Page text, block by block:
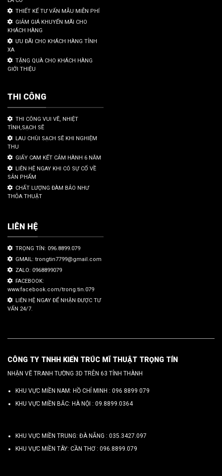
THIẾT KẾ TƯ VẤN MẪU MIỄN PHÍ
GIẢM GIÁ KHUYẾN MÃI CHO
KHÁCH HÀNG
ƯU ĐÃI CHO KHÁCH HÀNG TỈNH
XA
TẶNG QUÀ CHO KHÁCH HÀNG
GIỚI THIỆU
THI CÔNG
THI CÔNG VUI VẼ, NHIỆT
TÌNH,SẠCH SẼ
LAU CHÙI SẠCH SẼ KHI NGHIỆM
THU
GIẤY CAM KẾT CẢM HÀNH 6 NĂM
LIÊN HỆ NGAY KHI CÓ SỰ CỐ VỀ
SẢN PHẨM
CHẤT LƯỢNG ĐÀM BẢO NHƯ
THỎA THUẬT
LIÊN HỆ
TRỌNG TÍN: 096.8899.079
GMAIL: trongtin7799@gmail.com
ZALO: 0968899079
FACEBOOK:
www.facebook.com/trong.tin.079
LIÊN HỆ NGAY ĐỂ NHẬN ĐƯỢC TƯ
VẤN 24/7.
CÔNG TY TNHH KIẾN TRÚC MĨ THUẬT TRỌNG TÍN
NHẬN VẼ TRANH TƯỜNG 3D TRÊN 63 TỈNH THÀNH
KHU VỰC MIỀN NAM: HỒ CHÍ MINH : 096 8899 079
KHU VỰC MIỀN BẮC: HÀ NỘI : 09.8899.0364
KHU VỰC MIỀN TRUNG: ĐÀ NẴNG : 035.3427.097
KHU VỰC MIỀN TÂY: CẦN THƠ : 096.8899.079